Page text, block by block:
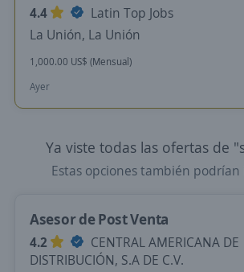
4.4
Latin Top Jobs
La Unión, La Unión
1,000.00 US$ (Mensual)
Ayer
Ya viste todas las ofertas de
Estas opciones también
Asesor de Post Venta
4.2
CENTRAL AMERICANA DE
DISTRIBUCIÓN, S.A DE C.V.